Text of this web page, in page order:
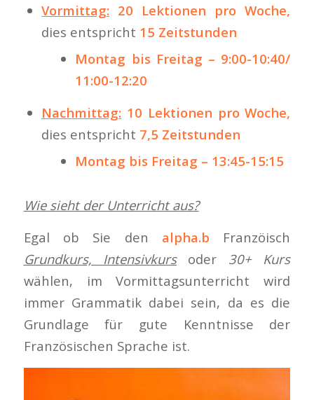
Vormittag: 20 Lektionen pro Woche,
dies entspricht 15 Zeitstunden
Montag bis Freitag – 9:00-10:40/
11:00-12:20
Nachmittag: 10 Lektionen pro Woche,
dies entspricht 7,5 Zeitstunden
Montag bis Freitag – 13:45-15:15
Wie sieht der Unterricht aus?
Egal ob Sie den alpha.b Franzöisch
Grundkurs, Intensivkursoder 30+ Kurs
wählen, im Vormittagsunterricht wird
immer Grammatik dabei sein, da es die
Grundlage für gute Kenntnisse der
Französischen Sprache ist.